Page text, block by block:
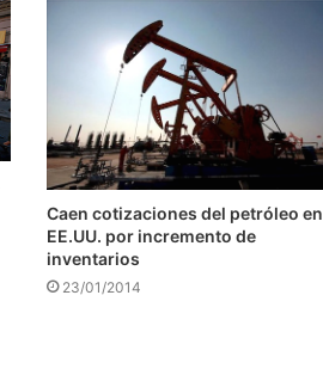
Caen cotizaciones del petróleo en
EE.UU. por incremento de
inventarios
23/01/2014